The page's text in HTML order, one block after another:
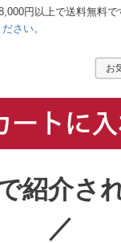
円以上で送料無料で
さい。
お
紹介さ
／